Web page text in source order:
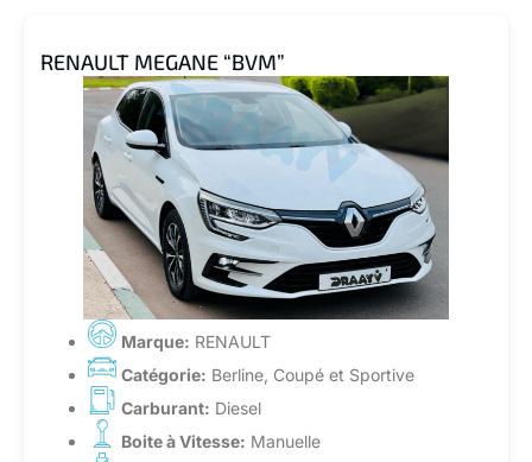
RENAULT MEGANE “BVM”
Marque: RENAULT
Catégorie: Berline Coupé et Sportive
Carburant: Diesel
Boite à Vitesse: Manuelle